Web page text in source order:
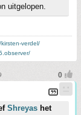
uitgelopen.
verdel/
Shreyas het